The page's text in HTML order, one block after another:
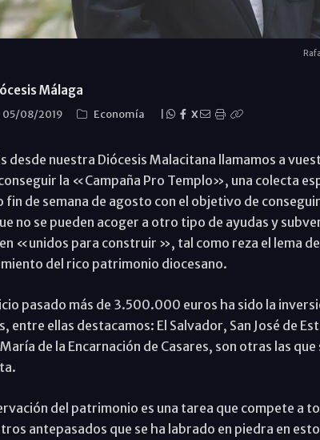
Málaga
05/08/2019 Economí­a X
desde nuestra Diócesis Malacitana llamamos a
la «Campaña Pro Templo», una colecta
fin de semana de agosto con el objetivo de
no se pueden acoger a otro tipo de ayudas y
«unidos para construir », tal como reza el lema
del rico patrimonio diocesano.
pasado más de 3.500.000 euros ha sido la
entre ellas destacamos: El Salvador, San José de
de la Encarnación de Casares, son otras las
del patrimonio es una tarea que compete a
antepasados que se ha labrado en piedra en